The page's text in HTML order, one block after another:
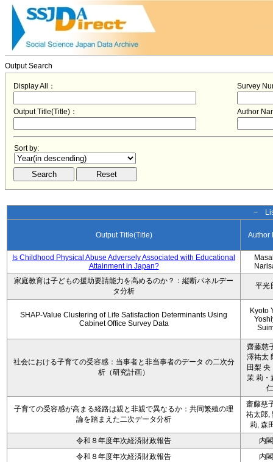
Output Search
Display All： Survey
Output Title(Title)： Author
Sort by:
−
Output Title(Title) Author
Is Childhood Physical Abuse Adversely Associated with Educational
Attainment in Japan?
家庭教育は子どもの援助要請能力を高めるのか？：縦断パネルデー
タ分析
平光
SHAP-Value Clustering of Life Satisfaction Determinants Using
Cabinet Office Survey Data
Kyoto
社会における子育ての受容感：当事者と非当事者のデータ の二次分
析（研究計画）
齋藤慈
澤祐太
田梨 央
茉 莉・
仁
子育ての受容感が高まる経路は親と非親で異なるか：共同繁殖の理
論を踏まえた二次データ分析
齋藤慈
祐太郎,
莉, 森
令和８年度年次経済財政報告
内
令和８年度年次経済財政報告
内